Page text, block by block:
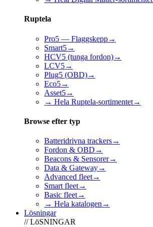
Ruptela
Pro5 — Flaggskepp→
Smart5→
HCV5 (tunga fordon)→
LCV5→
Plug5 (OBD)→
Eco5→
Asset5→
→ Hela Ruptela-sortimentet→
Browse efter typ
Batteridrivna trackers→
Fordon & OBD →
Beacons & Sensorer→
Data & Gateway→
Advanced fleet→
Smart fleet→
Basic fleet→
→ Hela katalogen →
Lösningar
// LöSNINGAR